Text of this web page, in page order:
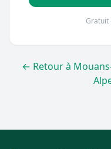
Gratuit
← Retour à